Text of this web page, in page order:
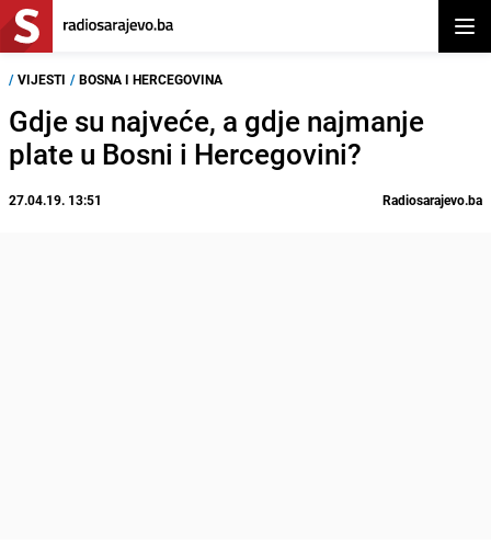
/ VIJESTI / BOSNA I HERCEGOVINA
Gdje su najveće, a gdje najmanje
plate u Bosni i Hercegovini?
27.04.19. 13:51 Radiosarajevo.ba